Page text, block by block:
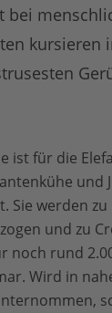
bei
kursieren
ist für die
und
Sie werden
und zu
noch rund
Wird in